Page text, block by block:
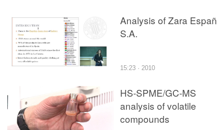
Analysis of Zara
S.A.
15:23 · 2010
HS-SPME/GC-MS
analysis of volatile
compounds